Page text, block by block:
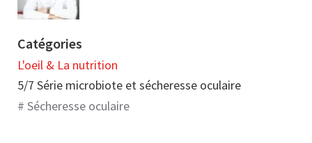
Catégories
L'oeil & La nutrition​
5/7 Série microbiote et sécheresse oculaire
# Sécheresse oculaire